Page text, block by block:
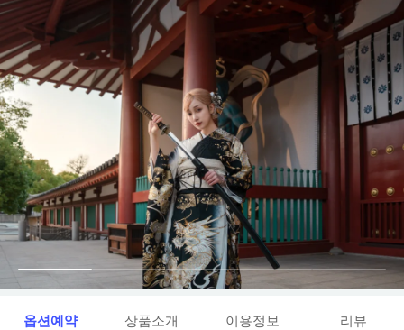
옵션예약 상품소개 이용정보 리뷰